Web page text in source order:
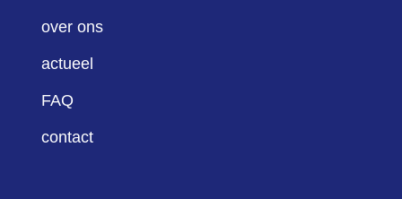
over ons
actueel
FAQ
contact